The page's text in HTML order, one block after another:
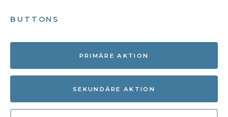
BUTTONS
PRIMÄRE AKTION
SEKUNDÄRE AKTION